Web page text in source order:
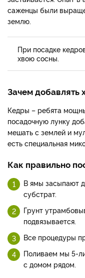
саженцы были
землю.
При посадке
хвою сосны.
Зачем добавлять
Кедры – ребята
посадочную лунку
мешать с землей и
есть специальная
Как правильно
В ямы засыпают
субстрат.
Грунт
подвязывается.
Все процедуры
Поливаем мы 5-
с домом рядом.